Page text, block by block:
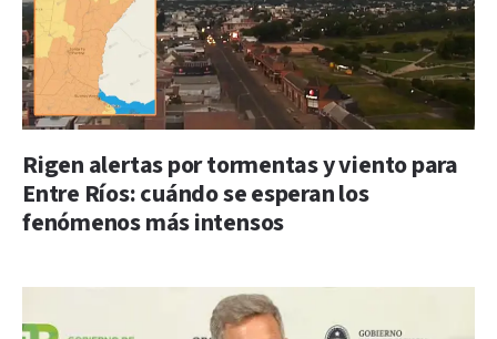
Rigen alertas por tormentas y viento para
Entre Ríos: cuándo se esperan los
fenómenos más intensos